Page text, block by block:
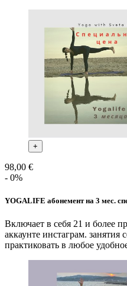
+
98,00 €
- 0%
YOGALIFE абонемент на 3 мес.
Включает в себя 21 и более
аккаунте инстаграм.
практиковать в любое